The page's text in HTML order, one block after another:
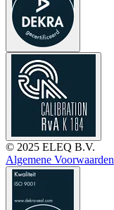
© 2025 ELEQ B.V.
Algemene Voorwaarden